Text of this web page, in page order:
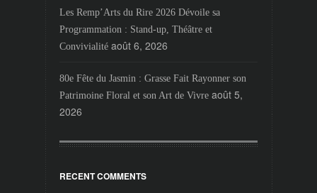
Les Remp’Arts du Rire 2026 Dévoile sa
Programmation : Stand-up, Théâtre et
Convivialité août 6, 2026
80e Fête du Jasmin : Grasse Fait Rayonner son
Patrimoine Floral et son Art de Vivre août 5,
2026
RECENT COMMENTS